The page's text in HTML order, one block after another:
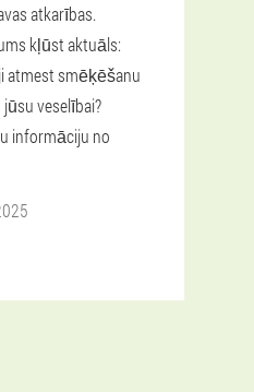
atkarības.
kļūst aktuāls:
atmest smēķēšanu
veselībai?
informāciju no